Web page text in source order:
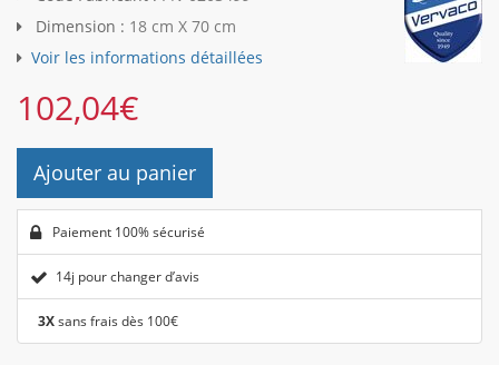
Dimension : 18 cm X 70 cm
Voir les informations détaillées
102,04€
Ajouter au panier
Paiement 100% sécurisé
14j pour changer d’avis
3Xsans frais dès 100€